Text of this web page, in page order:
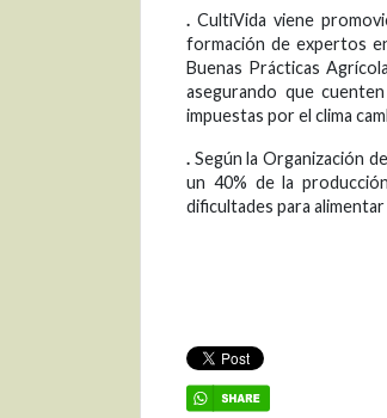
. CultiVida viene
formación de expertos
Buenas Prácticas
asegurando que
impuestas por el clima
. Según la Organización
un 40% de la
dificultades para